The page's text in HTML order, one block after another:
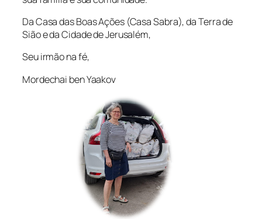
Da Casa das Boas Ações (Casa Sabra), da Terra de
Sião e da Cidade de Jerusalém,
Seu irmão na fé,
Mordechai ben Yaakov